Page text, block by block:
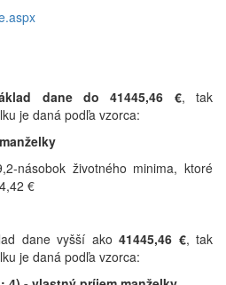
dane do 41445,46 €, tak
je daná podľa vzorca:
násobok životného minima, ktoré
€
dane vyšší ako 41445,46 €, tak
je daná podľa vzorca: